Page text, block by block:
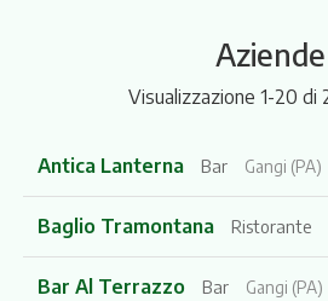
Aziende
Visualizzazione 1-20 di
Antica Lanterna Bar Gangi (PA)
Baglio Tramontana Ristorante
Bar Al Terrazzo Bar Gangi (PA)